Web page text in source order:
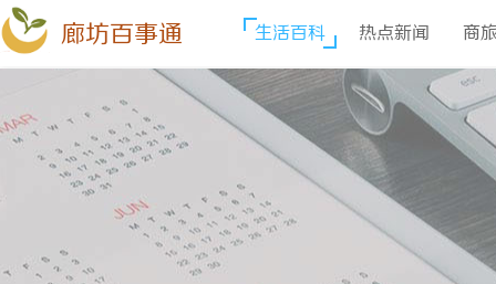
廊坊百事通 生活百科 热点新闻 商